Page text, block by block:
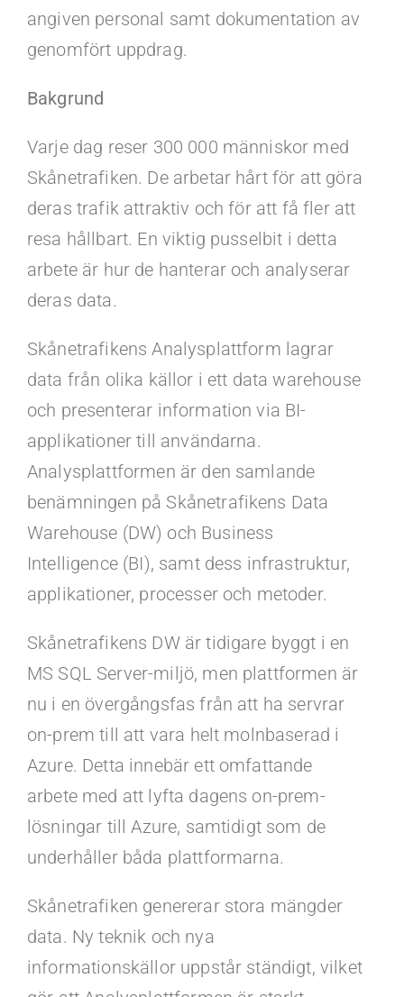
angiven personal samt dokumentation av
genomfört uppdrag.
Bakgrund
Varje dag reser 300 000 människor med
Skånetrafiken. De arbetar hårt för att göra
deras trafik attraktiv och för att få fler att
resa hållbart. En viktig pusselbit i detta
arbete är hur de hanterar och analyserar
deras data.
Skånetrafikens Analysplattform lagrar
data från olika källor i ett data warehouse
och presenterar information via BI-
applikationer till användarna.
Analysplattformen är den samlande
benämningen på Skånetrafikens Data
Warehouse (DW) och Business
Intelligence (BI), samt dess infrastruktur,
applikationer, processer och metoder.
Skånetrafikens DW är tidigare byggt i en
MS SQL Server-miljö, men plattformen är
nu i en övergångsfas från att ha servrar
on-prem till att vara helt molnbaserad i
Azure. Detta innebär ett omfattande
arbete med att lyfta dagens on-prem-
lösningar till Azure, samtidigt som de
underhåller båda plattformarna.
Skånetrafiken genererar stora mängder
data. Ny teknik och nya
informationskällor uppstår ständigt, vilket